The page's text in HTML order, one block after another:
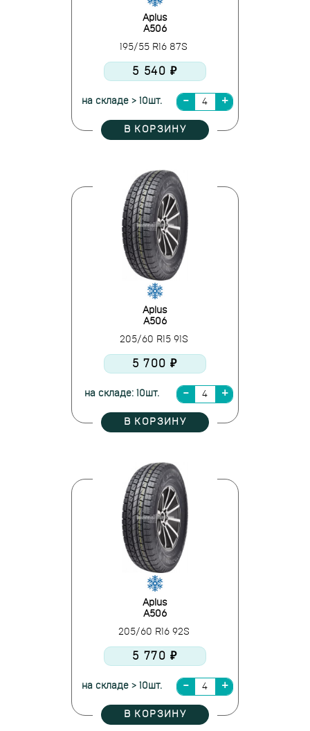
Aplus
A506
195/55 R16 87S
5 540 ₽
на складе > 10шт.
В КОРЗИНУ
Aplus
A506
205/60 R15 91S
5 700 ₽
на складе: 10шт.
В КОРЗИНУ
Aplus
A506
205/60 R16 92S
5 770 ₽
на складе > 10шт.
В КОРЗИНУ